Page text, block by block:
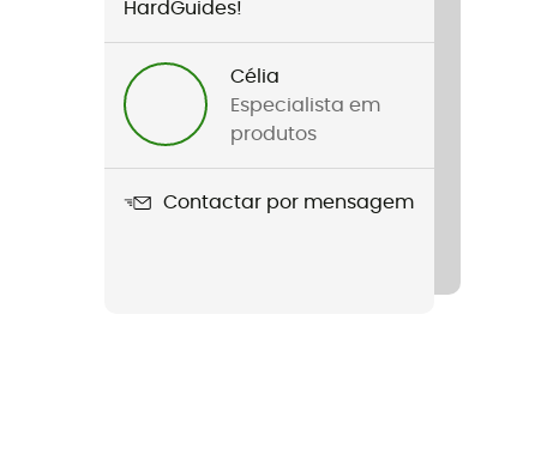
HardGuides!
Célia
Especialista em
produtos
Contactar por mensagem